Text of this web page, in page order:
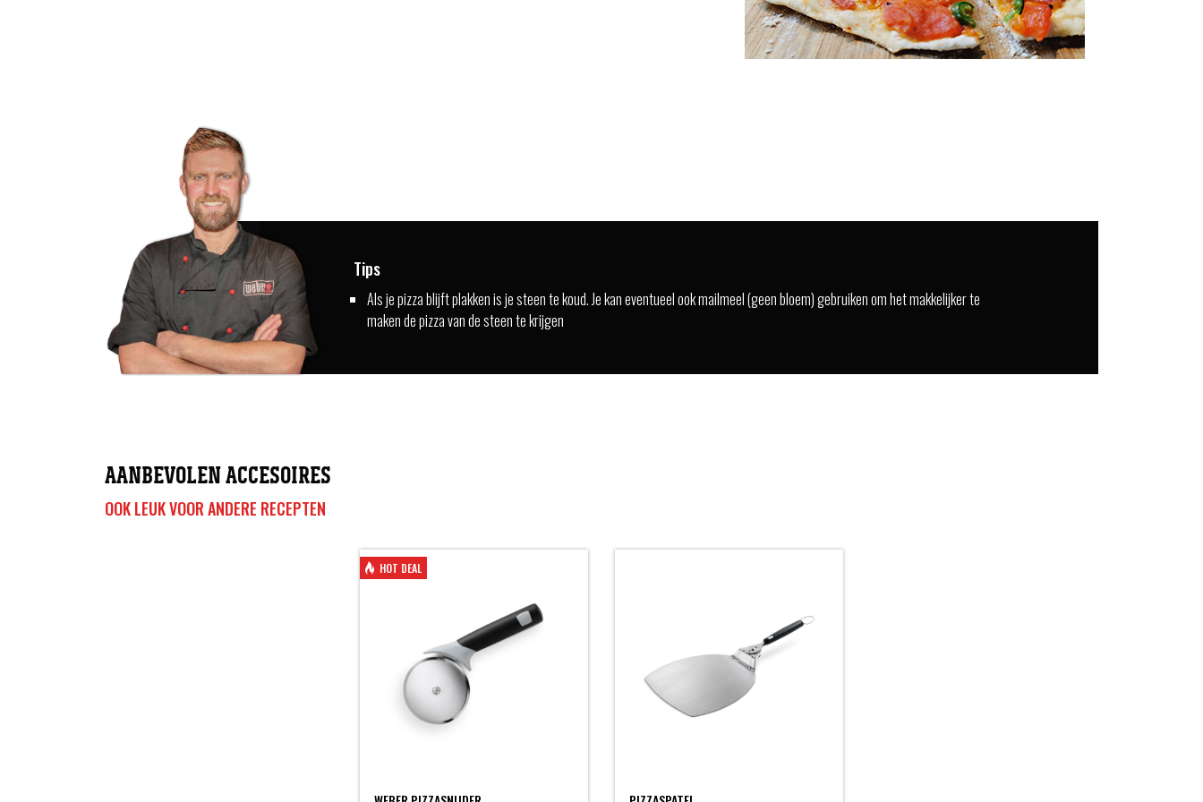
Tips
Als je pizza blijft plakken is je steen te koud. Je kan eventueel ook mailmeel (geen bloem) gebruiken om het makkelijker te
maken de pizza van de steen te krijgen
AANBEVOLEN ACCESOIRES
OOK LEUK VOOR ANDERE RECEPTEN
HOT DEAL